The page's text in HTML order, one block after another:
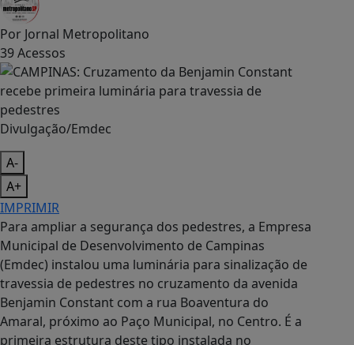
Por Jornal Metropolitano
39Acessos
Divulgação/Emdec
A-
A+
IMPRIMIR
Para ampliar a segurança dos pedestres, a Empresa
Municipal de Desenvolvimento de Campinas
(Emdec) instalou uma luminária para sinalização de
travessia de pedestres no cruzamento da avenida
Benjamin Constant com a rua Boaventura do
Amaral, próximo ao Paço Municipal, no Centro. É a
primeira estrutura deste tipo instalada no